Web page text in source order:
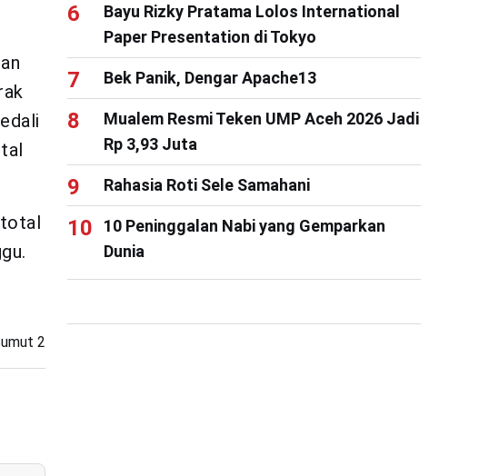
2024
Bayu Rizky Pratama Lolos International
Paper Presentation di Tokyo
Bek Panik, Dengar Apache13
Mualem Resmi Teken UMP Aceh 2026 Jadi
Rp 3,93 Juta
Rahasia Roti Sele Samahani
10 Peninggalan Nabi yang Gemparkan
Dunia